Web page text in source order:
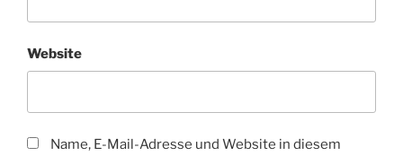
Website
Name, E-Mail-Adresse und Website in diesem